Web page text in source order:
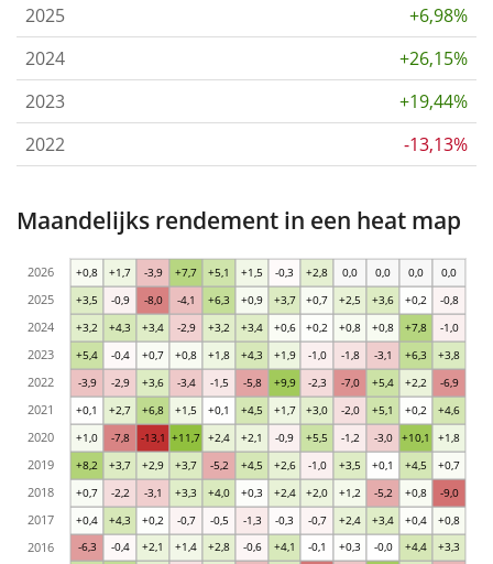
2025
+6,98%
2024
+26,15%
2023
+19,44%
2022
-13,13%
Maandelijks rendement in een heat map
-6,3 -0,4 +2,1 +1,4 +2,8 -0,6 +4,1 -0,1 +0,3 -0,0 +4,4 +3,3
+0,4 +4,3 +0,2 -0,7 -0,5 -1,3 -0,3 -0,7 +2,4 +3,4 +0,4 +0,8
+0,7 -2,2 -3,1 +3,3 +4,0 +0,3 +2,4 +2,0 +1,2 -5,2 +0,8 -9,0
+8,2 +3,7 +2,9 +3,7 -5,2 +4,5 +2,6 -1,0 +3,5 +0,1 +4,5 +0,7
+1,0 -7,8 -13,1 +11,7 +2,4 +2,1 -0,9 +5,5 -1,2 -3,0 +10,1 +1,8
+0,1 +2,7 +6,8 +1,5 +0,1 +4,5 +1,7 +3,0 -2,0 +5,1 +0,2 +4,6
-3,9 -2,9 +3,6 -3,4 -1,5 -5,8 +9,9 -2,3 -7,0 +5,4 +2,2 -6,9
+5,4 -0,4 +0,7 +0,8 +1,8 +4,3 +1,9 -1,0 -1,8 -3,1 +6,3 +3,8
+3,2 +4,3 +3,4 -2,9 +3,2 +3,4 +0,6 +0,2 +0,8 +0,8 +7,8 -1,0
+3,5 -0,9 -8,0 -4,1 +6,3 +0,9 +3,7 +0,7 +2,5 +3,6 +0,2 -0,8
+0,8 +1,7 -3,9 +7,7 +5,1 +1,5 -0,3 +2,8 0,0 0,0 0,0 0,0
2016
2017
2018
2019
2020
2021
2022
2023
2024
2025
2026